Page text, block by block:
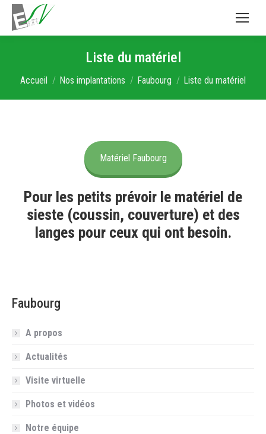
Liste du matériel
Vous êtes ici :
Accueil Nos implantations Faubourg Liste du matériel
Matériel Faubourg
Pour les petits prévoir le matériel de
sieste (coussin, couverture) et des
langes pour ceux qui ont besoin.
Faubourg
A propos
Actualités
Visite virtuelle
Photos et vidéos
Notre équipe